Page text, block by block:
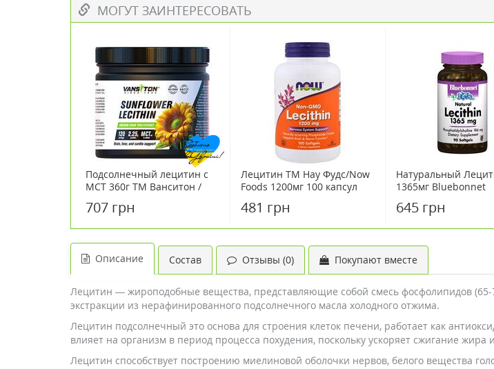
МОГУТ ЗАИНТЕРЕСОВАТЬ
Подсолнечный лецитин с
МСТ 360г ТМ Ванситон /
707 грн
Лецитин ТМ Нау Фудс/Now
Foods 1200мг 100 капсул
481 грн
Натуральный
1365мг Bluebonnet
капсул
645 грн
Описание Состав Отзывы (0) Покупают вместе
Лецитин — жироподобные вещества, представляющие собой смесь фосфолипидов
экстракции из нерафинированного подсолнечного масла холодного отжима.
Лецитин подсолнечный это основа для строения клеток печени, работает как
влияет на организм в период процесса похудения, поскольку ускоряет сжигание жира
Лецитин способствует построению миелиновой оболочки нервов, белого вещества